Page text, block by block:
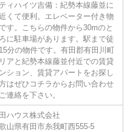
ィハイツ吉備：紀勢本線藤並に
くて便利。エレベーター付き物
す。こちらの物件から30mのと
に駐車場があります。駅まで徒
分の物件です。有田郡有田川町
アと紀勢本線藤並付近での賃貸
ション、賃貸アパートをお探し
はぜひコチラからお問い合わせ
連絡を下さい。
ハウス株式会社
山県有田市糸我町西555-5